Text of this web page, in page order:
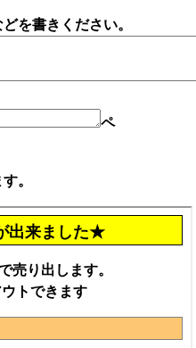
を書きください。
ペ
。